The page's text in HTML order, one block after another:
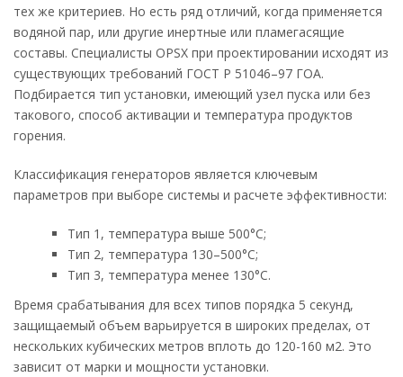
тех же критериев. Но есть ряд отличий, когда применяется
водяной пар, или другие инертные или пламегасящие
составы. Специалисты OPSX при проектировании исходят из
существующих требований ГОСТ Р 51046–97 ГОА.
Подбирается тип установки, имеющий узел пуска или без
такового, способ активации и температура продуктов
горения.
Классификация генераторов является ключевым
параметров при выборе системы и расчете эффективности:
Тип 1, температура выше 500°С;
Тип 2, температура 130–500°С;
Тип 3, температура менее 130°С.
Время срабатывания для всех типов порядка 5 секунд,
защищаемый объем варьируется в широких пределах, от
нескольких кубических метров вплоть до 120-160 м2. Это
зависит от марки и мощности установки.